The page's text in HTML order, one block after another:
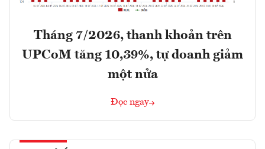
Tháng 7/2026, thanh khoản trên
UPCoM tăng 10,39%, tự doanh giảm
một nửa
Đọc ngay